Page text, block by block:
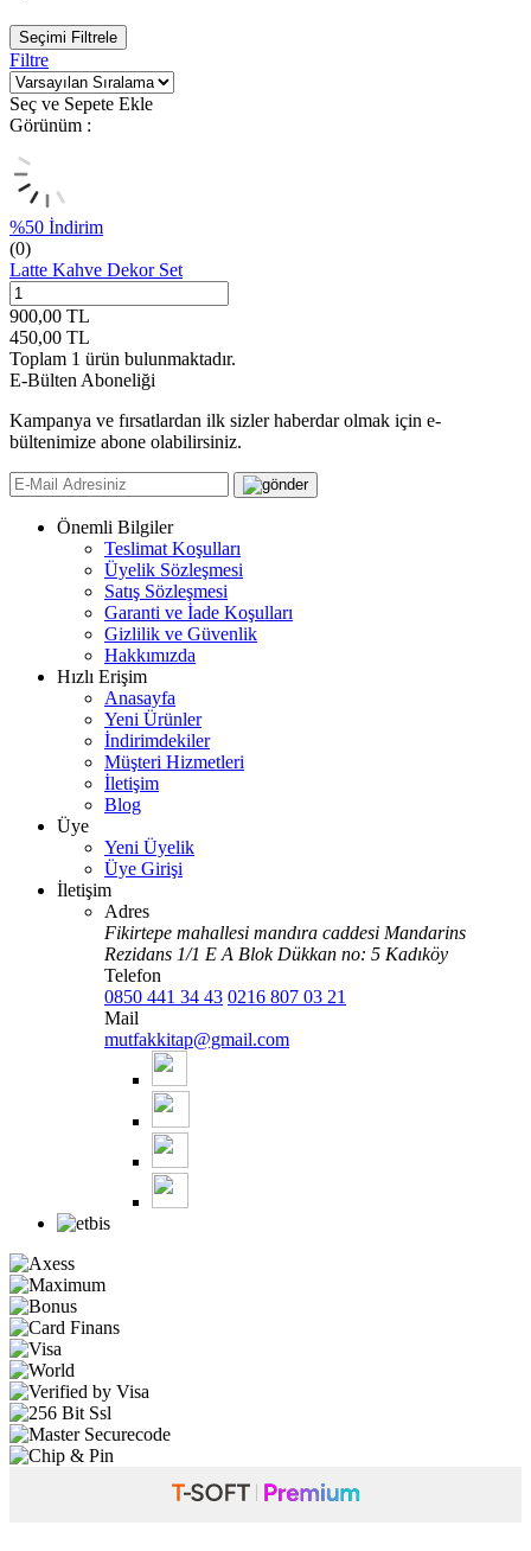
Seçimi Filtrele
Filtre
Seç ve Sepete Ekle
Görünüm :
%50 İndirim
(0)
Latte Kahve Dekor Set
900,00 TL
450,00 TL
Toplam 1 ürün bulunmaktadır.
E-Bülten Aboneliği
Kampanya ve fırsatlardan ilk sizler haberdar olmak için e-
bültenimize abone olabilirsiniz.
Önemli Bilgiler
Teslimat Koşulları
Üyelik Sözleşmesi
Satış Sözleşmesi
Garanti ve İade Koşulları
Gizlilik ve Güvenlik
Hakkımızda
Hızlı Erişim
Anasayfa
Yeni Ürünler
İndirimdekiler
Müşteri Hizmetleri
İletişim
Blog
Üye
Yeni Üyelik
Üye Girişi
İletişim
Adres
Fikirtepe mahallesi mandıra caddesi Mandarins
Rezidans 1/1 E A Blok Dükkan no: 5 Kadıköy
Telefon
0850 441 34 43 0216 807 03 21
Mail
mutfakkitap@gmail.com